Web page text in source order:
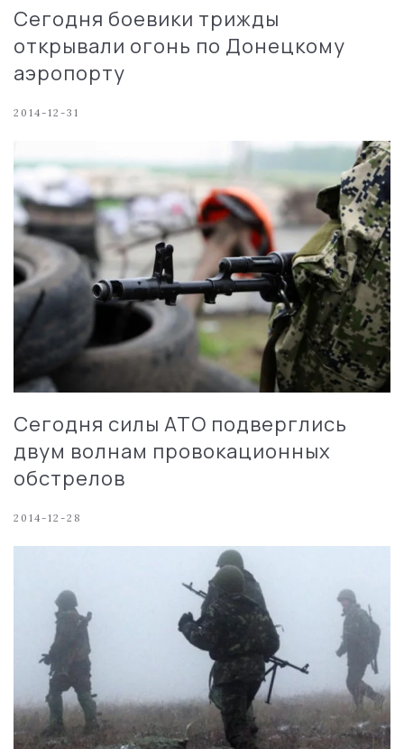
Сегодня боевики трижды
открывали огонь по Донецкому
аэропорту
2014-12-31
Сегодня силы АТО подверглись
двум волнам провокационных
обстрелов
2014-12-28